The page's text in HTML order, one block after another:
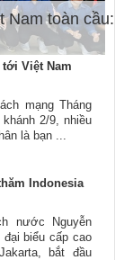
Nam toàn cầu:
Việt Nam
mạng Tháng
2/9, nhiều
là bạn ...
Indonesia
nước Nguyễn
biểu cấp cao
bắt đầu